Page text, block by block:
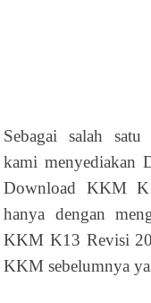
Sebagai salah satu
kami menyediakan
Download KKM
hanya dengan
KKM K13 Revisi
KKM sebelumnya